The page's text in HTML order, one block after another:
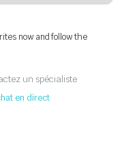
now and follow the
un spécialiste
en direct